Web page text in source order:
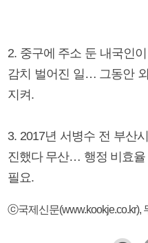
2. 중구에 주소 둔 내국인
감치 벌어진 일… 그동안
지켜.
3. 2017년 서병수 전 부산
진했다 무산… 행정 비효율
필요.
ⓒ국제신문(www.kookje.co.kr),